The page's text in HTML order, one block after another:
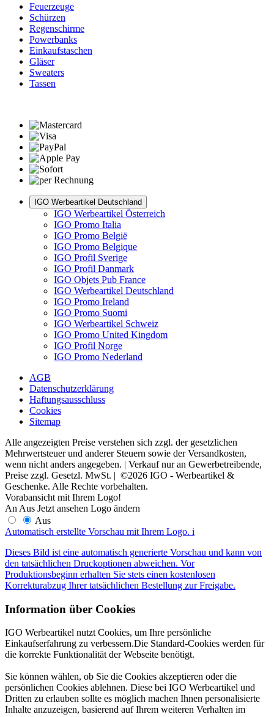
Feuerzeuge
Schürzen
Regenschirme
Powerbanks
Einkaufstaschen
Gläser
Sweaters
Tassen
IGO Werbeartikel Deutschland
IGO Werbeartikel Österreich
IGO Promo Italia
IGO Promo België
IGO Promo Belgique
IGO Profil Sverige
IGO Profil Danmark
IGO Objets Pub France
IGO Werbeartikel Deutschland
IGO Promo Ireland
IGO Promo Suomi
IGO Werbeartikel Schweiz
IGO Promo United Kingdom
IGO Profil Norge
IGO Promo Nederland
AGB
Datenschutzerklärung
Haftungsausschluss
Cookies
Sitemap
Alle angezeigten Preise verstehen sich zzgl. der gesetzlichen
Mehrwertsteuer und anderer Steuern sowie der Versandkosten,
wenn nicht anders angegeben. | Verkauf nur an Gewerbetreibende,
Preise zzgl. Gesetzl. MwSt. | ©2026 IGO - Werbeartikel &
Geschenke. Alle Rechte vorbehalten.
Vorabansicht mit Ihrem Logo!
An Aus Jetzt ansehen Logo ändern
Aus
Automatisch erstellte Vorschau mit Ihrem Logo. i
Dieses Bild ist eine automatisch generierte Vorschau und kann von
den tatsächlichen Druckoptionen abweichen. Vor
Produktionsbeginn erhalten Sie stets einen kostenlosen
Korrekturabzug Ihrer tatsächlichen Bestellung zur Freigabe.
Information über Cookies
IGO Werbeartikel nutzt Cookies, um Ihre persönliche
Einkaufserfahrung zu verbessern.Die Standard-Cookies werden für
die korrekte Funktionalität der Webseite benötigt.
Sie können wählen, ob Sie die Cookies akzeptieren oder die
persönlichen Cookies ablehnen. Diese bei IGO Werbeartikel und
Dritten zu erlauben sollte es möglich machen Ihnen personalisierte
Inhalte anzuzeigen, basierend auf Ihrem weiteren Verhalten im